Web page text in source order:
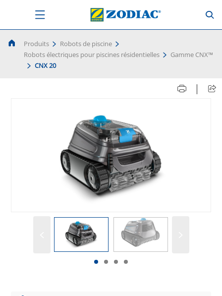
Produits
Robots de piscine
Robots électriques pour piscines résidentielles
Gamme CNX™
CNX 20
|